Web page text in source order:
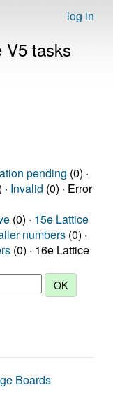
log in
V5 tasks
pending (0) ·
Invalid (0) · Error
(0) · 15e Lattice
numbers (0) ·
(0) · 16e Lattice
Boards